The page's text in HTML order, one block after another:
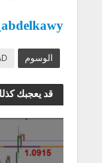
الوسوم
قد يعجبك